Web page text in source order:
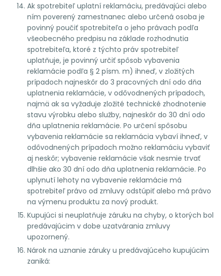
Ak spotrebiteľ uplatní reklamáciu, predávajúci alebo
ním poverený zamestnanec alebo určená osoba je
povinný poučiť spotrebiteľa o jeho právach podľa
všeobecného predpisu na základe rozhodnutia
spotrebiteľa, ktoré z týchto práv spotrebiteľ
uplatňuje, je povinný určiť spôsob vybavenia
reklamácie podľa § 2 písm. m) ihneď, v zložitých
prípadoch najneskôr do 3 pracovných dní odo dňa
uplatnenia reklamácie, v odôvodnených prípadoch,
najmä ak sa vyžaduje zložité technické zhodnotenie
stavu výrobku alebo služby, najneskôr do 30 dní odo
dňa uplatnenia reklamácie. Po určení spôsobu
vybavenia reklamácie sa reklamácia vybaví ihneď, v
odôvodnených prípadoch možno reklamáciu vybaviť
aj neskôr; vybavenie reklamácie však nesmie trvať
dlhšie ako 30 dní odo dňa uplatnenia reklamácie. Po
uplynutí lehoty na vybavenie reklamácie má
spotrebiteľ právo od zmluvy odstúpiť alebo má právo
na výmenu produktu za nový produkt.
Kupujúci si neuplatňuje záruku na chyby, o ktorých bol
predávajúcim v dobe uzatvárania zmluvy
upozornený.
Nárok na uznanie záruky u predávajúceho kupujúcim
zaniká: